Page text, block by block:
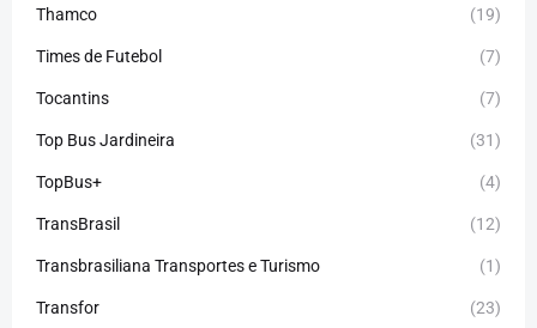
Thamco (19)
Times de Futebol (7)
Tocantins (7)
Top Bus Jardineira (31)
TopBus+ (4)
TransBrasil (12)
Transbrasiliana Transportes e Turismo (1)
Transfor (23)